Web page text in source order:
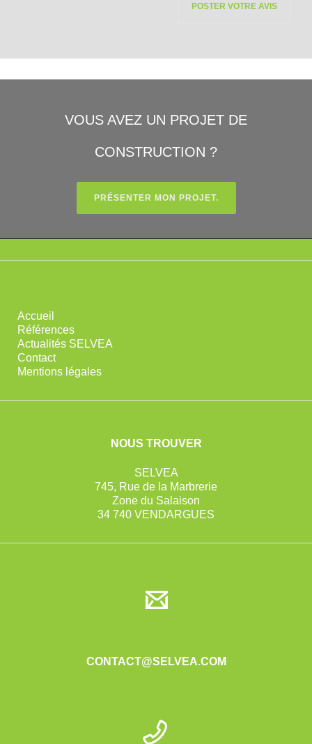
VOUS AVEZ UN PROJET DE
CONSTRUCTION ?
PRÉSENTER MON PROJET.
Accueil
Références
Actualités SELVEA
Contact
Mentions légales
NOUS TROUVER
SELVEA
745, Rue de la Marbrerie
Zone du Salaison
34 740 VENDARGUES
CONTACT@SELVEA.COM